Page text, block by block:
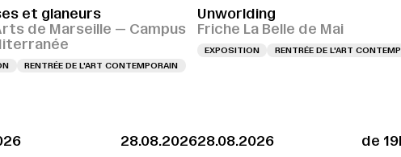
et glaneurs
de Marseille — Campus
RENTRÉE DE L'ART CONTEMPORAIN
Unworlding
Friche La Belle de Mai
EXPOSITION RENTRÉE DE L'ART
VERNISSAGE LE 28.08.2026 À 18H VERNISSAGE LE 28.08.2026 À 18H
28.08.202628.08.2026
de